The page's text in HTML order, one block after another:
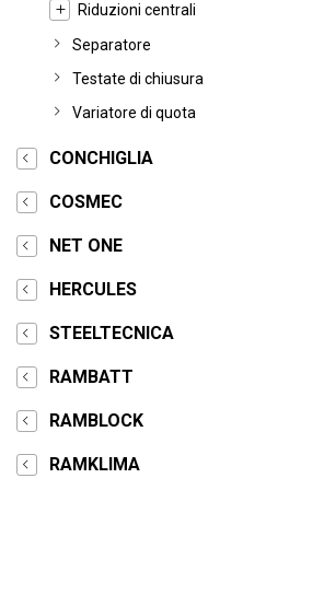
Riduzioni centrali
Separatore
Testate di chiusura
Variatore di quota
CONCHIGLIA
COSMEC
NET ONE
HERCULES
STEELTECNICA
RAMBATT
RAMBLOCK
RAMKLIMA